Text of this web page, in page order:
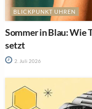
BLICKPUNKT UHREN
Sommer in Blau: Wie
setzt
2. Juli 2026